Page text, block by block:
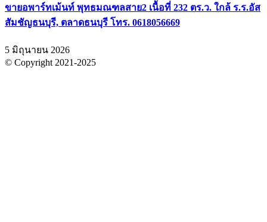
ขายอพาร์ทเม้นท์ พุทธมณฑลสาย2 เนื้อที่ 232 ตร.ว. ใกล้ ร.ร.อัส
สัมชัญธนบุรี, ตลาดธนบุรี โทร. 0618056669
5 มิถุนายน 2026
© Copyright 2021-2025